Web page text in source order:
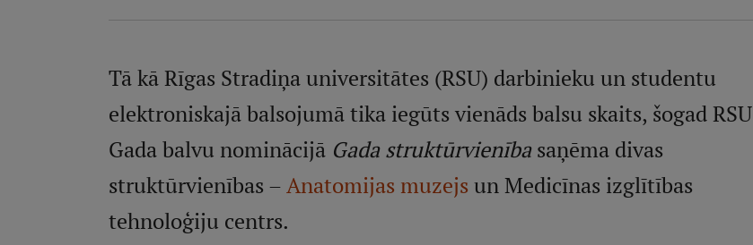
Tā kā Rīgas Stradiņa universitātes (RSU) darbinieku un studentu
elektroniskajā balsojumā tika iegūts vienāds balsu skaits, šogad RSU
Gada balvu nominācijā Gada struktūrvienībasaņēma divas
struktūrvienības –Anatomijas muzejsun Medicīnas izglītības
tehnoloģiju centrs.